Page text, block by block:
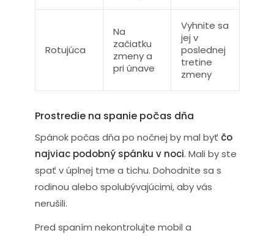
Rotujúca
Na
začiatku
zmeny a
pri únave
Vyhnite sa
jej v
poslednej
tretine
zmeny
Prostredie na spanie počas dňa
Spánok počas dňa po nočnej by mal byť čo
najviac podobný spánku v noci. Mali by ste
spať v úplnej tme a tichu. Dohodnite sa s
rodinou alebo spolubývajúcimi, aby vás
nerušili.
Pred spaním nekontrolujte mobil a